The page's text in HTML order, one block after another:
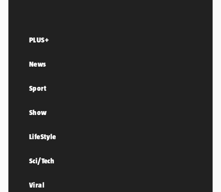
PLUS+
News
Sport
Show
LifeStyle
Sci/Tech
Viral